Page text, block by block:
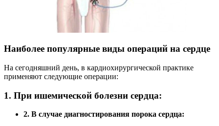
Наиболее популярные виды операций на сердце
На сегодняшний день, в кардиохирургической практике
применяют следующие операции:
1. При ишемической болезни сердца:
2. В случае диагностирования порока сердца: